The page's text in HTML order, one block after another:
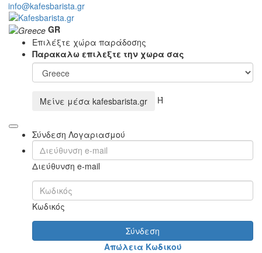
info@kafesbarista.gr
GR
Επιλέξτε χώρα παράδοσης
Παρακαλω επιλεξτε την χωρα σας
Μείνε μέσα kafesbarista.gr Ή
Σύνδεση Λογαριασμού
Διεύθυνση e-mail
Κωδικός
Σύνδεση
Απώλεια Κωδικού